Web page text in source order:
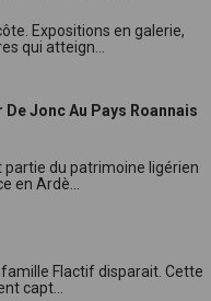
Expositions en galerie,
qui atteign...
De Jonc Au Pays Roannais
partie du patrimoine ligérien
en Ardè...
famille Flactif disparait. Cette
capt...